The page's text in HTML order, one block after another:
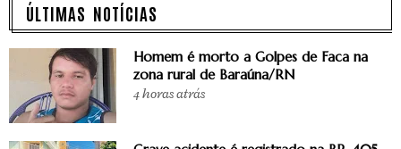
ÚLTIMAS NOTÍCIAS
Homem é morto a Golpes de Faca na
zona rural de Baraúna/RN
4 horas atrás